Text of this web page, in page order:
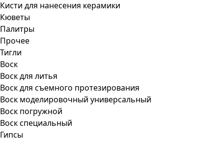
Кисти для нанесения керамики
Кюветы
Палитры
Прочее
Тигли
Воск
Воск для литья
Воск для съемного протезирования
Воск моделировочный универсальный
Воск погружной
Воск специальный
Гипсы